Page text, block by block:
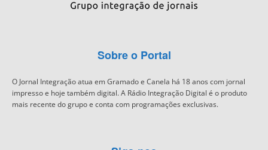
Sobre o Portal
O Jornal Integração atua em Gramado e Canela há 18 anos com jornal
impresso e hoje também digital. A Rádio Integração Digital é o produto
mais recente do grupo e conta com programações exclusivas.